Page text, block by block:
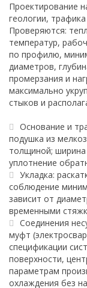
Проектирование
геологии,
Проверяются:
температур,
по профилю,
диаметров,
промерзания и
максимально
стыков и
Основание и
подушка из
толщиной; ширина
уплотнение
Укладка:
соблюдение
зависит от
временными
Соединения
муфт
спецификации
поверхности,
параметрам
охлаждения без